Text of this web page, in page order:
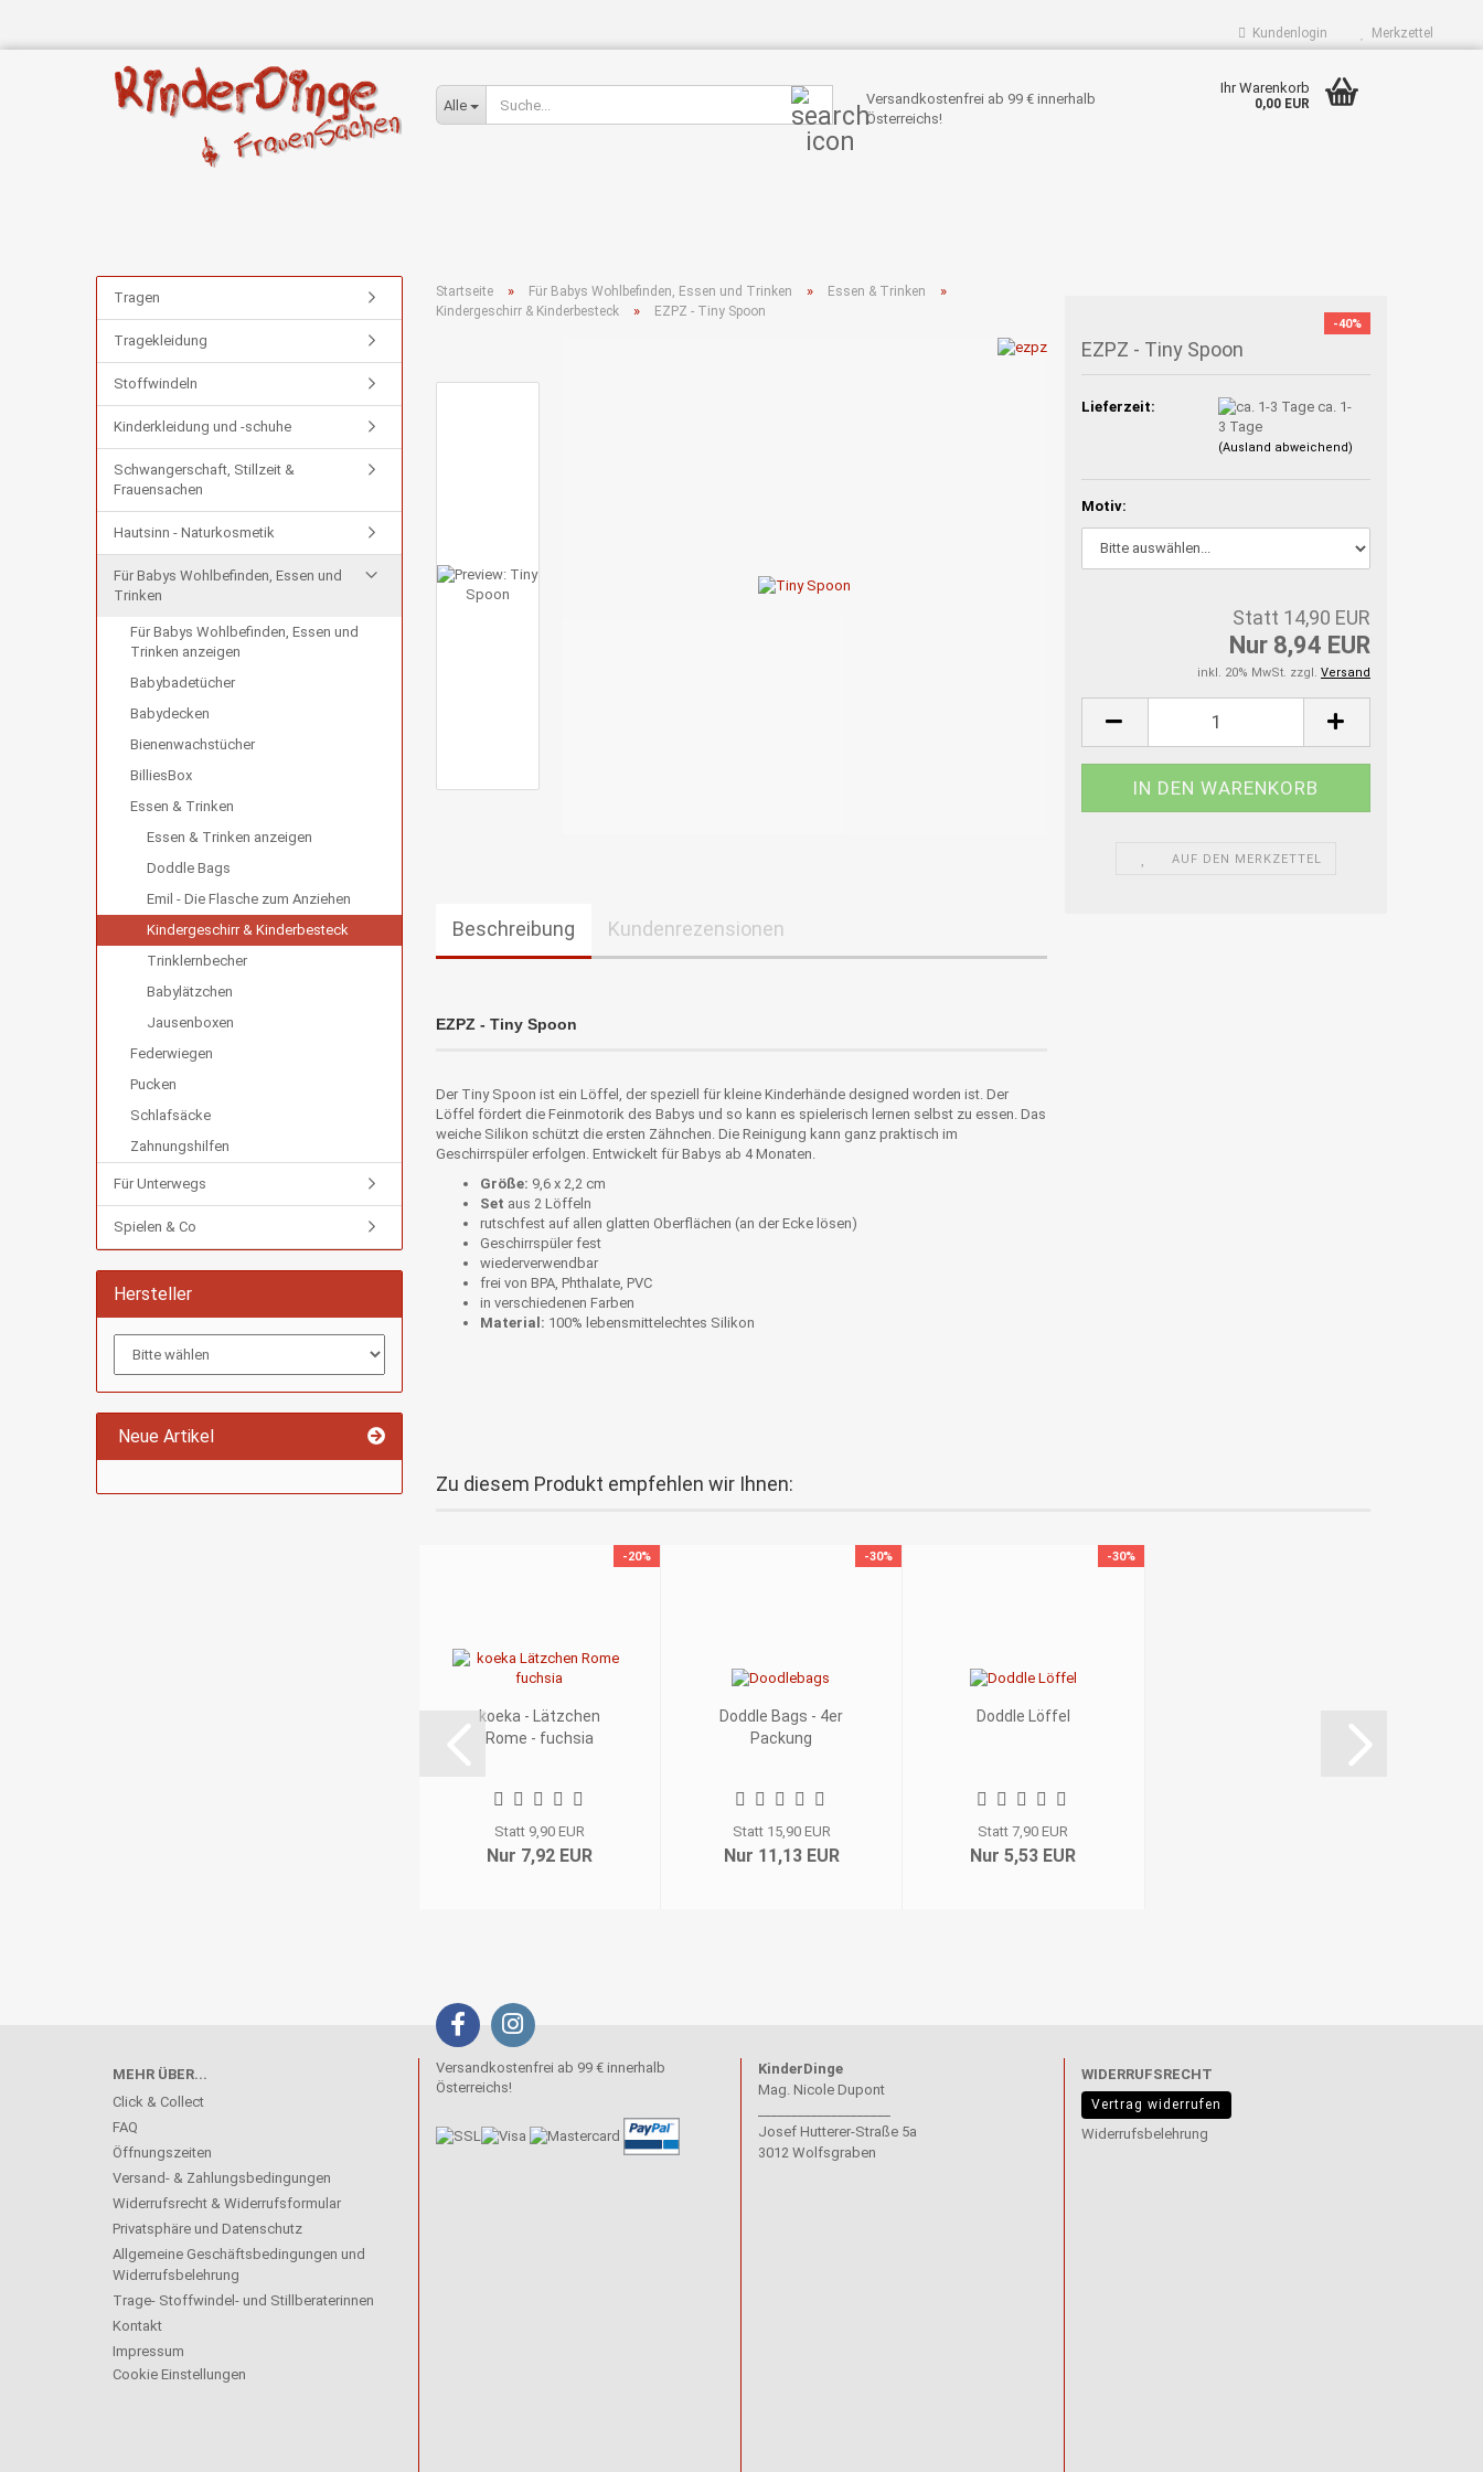
Kundenlogin Merkzettel
Alle
Suche...Versandkostenfrei ab 99 € innerhalb
Österreichs!
Ihr Warenkorb
0,00 EUR
Startseite » Für Babys Wohlbefinden, Essen und Trinken » Essen & Trinken »
Kindergeschirr & Kinderbesteck » EZPZ - Tiny Spoon
-40%
EZPZ - Tiny Spoon
Lieferzeit:
ca. 1-
3 Tage
(Ausland abweichend)
Motiv:
Statt 14,90 EUR
Nur 8,94 EUR
inkl. 20% MwSt. zzgl. Versand
AUF DEN MERKZETTEL
Beschreibung Kundenrezensionen
EZPZ - Tiny Spoon
Der Tiny Spoon ist ein Löffel, der speziell für kleine Kinderhände designed worden ist. Der
Löffel fördert die Feinmotorik des Babys und so kann es spielerisch lernen selbst zu essen. Das
weiche Silikon schützt die ersten Zähnchen. Die Reinigung kann ganz praktisch im
Geschirrspüler erfolgen. Entwickelt für Babys ab 4 Monaten.
Größe: 9,6 x 2,2 cm
Set aus 2 Löffeln
rutschfest auf allen glatten Oberflächen (an der Ecke lösen)
Geschirrspüler fest
wiederverwendbar
frei von BPA, Phthalate, PVC
in verschiedenen Farben
Material: 100% lebensmittelechtes Silikon
Zu diesem Produkt empfehlen wir Ihnen:
-20%
koeka - Lätzchen
Rome - fuchsia
Statt 9,90 EUR
Nur 7,92 EUR
-30%
Doddle Bags - 4er
Packung
Statt 15,90 EUR
Nur 11,13 EUR
-30%
Doddle Löffel
Statt 7,90 EUR
Nur 5,53 EUR
Tragen
Tragekleidung
Stoffwindeln
Kinderkleidung und -schuhe
Schwangerschaft, Stillzeit &
Frauensachen
Hautsinn - Naturkosmetik
Für Babys Wohlbefinden, Essen und
Trinken
Für Babys Wohlbefinden, Essen und
Trinken anzeigen
Babybadetücher
Babydecken
Bienenwachstücher
BilliesBox
Essen & Trinken
Essen & Trinken anzeigen
Doddle Bags
Emil - Die Flasche zum Anziehen
Kindergeschirr & Kinderbesteck
Trinklernbecher
Babylätzchen
Jausenboxen
Federwiegen
Pucken
Schlafsäcke
Zahnungshilfen
Für Unterwegs
Spielen & Co
Hersteller
Neue Artikel
MEHR ÜBER...
Click & Collect
FAQ
Öffnungszeiten
Versand- & Zahlungsbedingungen
Widerrufsrecht & Widerrufsformular
Privatsphäre und Datenschutz
Allgemeine Geschäftsbedingungen und
Widerrufsbelehrung
Trage- Stoffwindel- und Stillberaterinnen
Kontakt
Impressum
Cookie Einstellungen
Versandkostenfrei ab 99 € innerhalb
Österreichs!
KinderDinge
Mag. Nicole Dupont
Josef Hutterer-Straße 5a
3012 Wolfsgraben
WIDERRUFSRECHT
Vertrag widerrufen
Widerrufsbelehrung